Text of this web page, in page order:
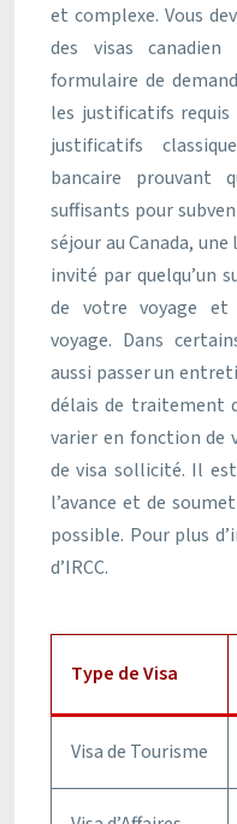
et complexe. Vous
des visas
formulaire de
les justificatifs
justificatifs
bancaire prouvant
suffisants pour
séjour au Canada,
invité par quelqu’un
de votre voyage et
voyage. Dans
aussi passer un
délais de traitement
varier en fonction de
de visa sollicité. Il
l’avance et de
possible. Pour plus
d’IRCC.
Type de Visa
Visa de Tourisme